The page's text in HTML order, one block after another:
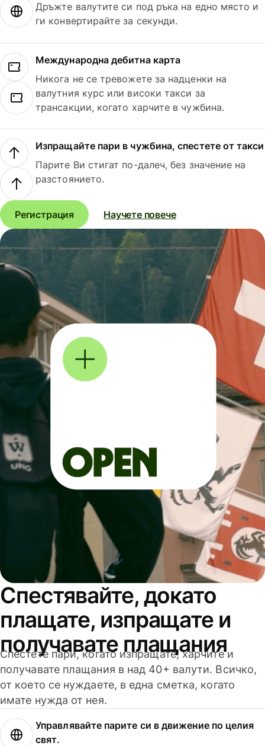
Дръжте валутите си под ръка на едно място и
ги конвертирайте за секунди.
Международна дебитна карта
Никога не се тревожете за надценки на
валутния курс или високи такси за
трансакции, когато харчите в чужбина.
Изпращайте пари в чужбина, спестете от такси
Парите Ви стигат по-далеч, без значение на
разстоянието.
Регистрация Научете повече
Спестявайте, докато
плащате, изпращате и
получавате плащания
Спестете пари, когато изпращате, харчите и
получавате плащания в над 40+ валути. Всичко,
от което се нуждаете, в една сметка, когато
имате нужда от нея.
Управлявайте парите си в движение по целия
свят.